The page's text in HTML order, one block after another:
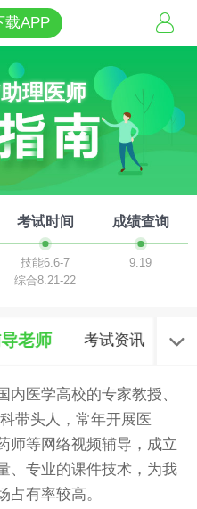
载APP
理医师
考试时间
技能6.6-7
综合8.21-22
成绩查询
9.19
老师 考试资讯
医学高校的专家教授、
带头人，常年开展医
师等网络视频辅导，成立
、专业的课件技术，为我
占有率较高。